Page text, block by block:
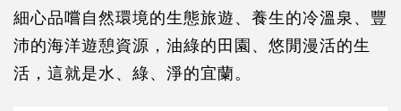
細心品嚐自然環境的生態旅遊、養生的冷溫泉、豐
沛的海洋遊憩資源，油綠的田園、悠閒漫活的生
活，這就是水、綠、淨的宜蘭。